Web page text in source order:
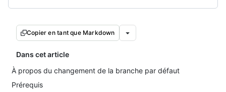
Copier en tant que Markdown
Dans cet article
À propos du changement de la branche par défaut
Prérequis